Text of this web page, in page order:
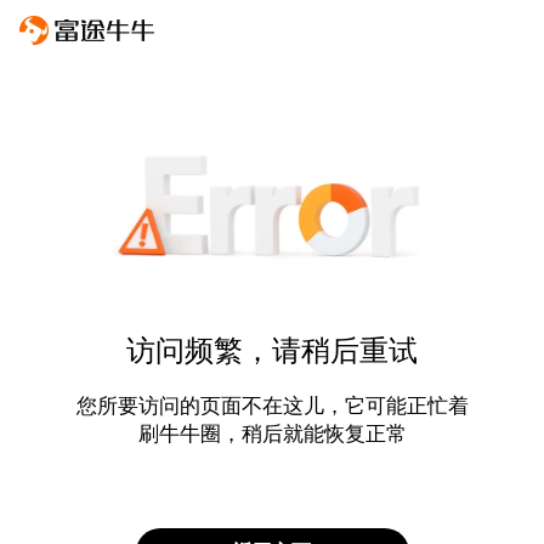
访问频繁，请稍后重试
您所要访问的页面不在这儿，它可能正忙着
刷牛牛圈，稍后就能恢复正常